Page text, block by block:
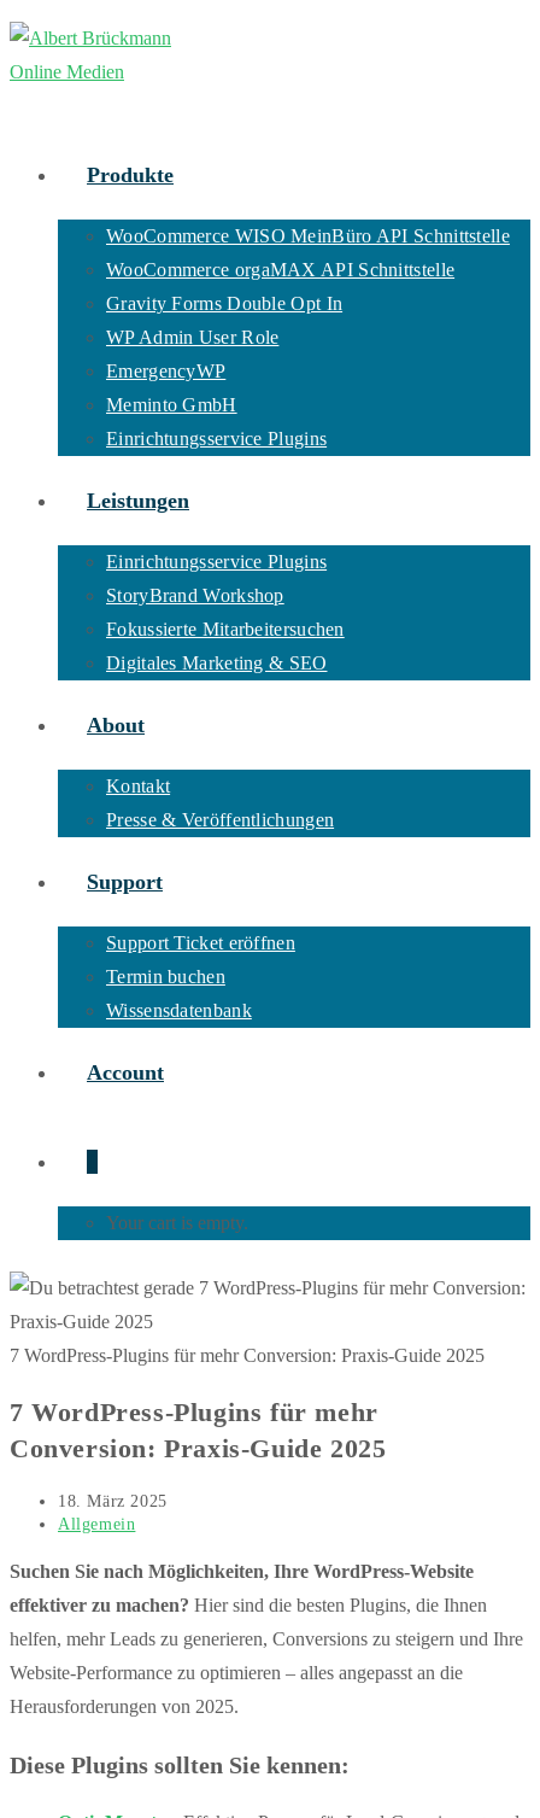
Zum
Produkte
WooCommerce WISO MeinBüro API Schnittstelle
WooCommerce orgaMAX API Schnittstelle
Gravity Forms Double Opt In
WP Admin User Role
EmergencyWP
Meminto GmbH
Einrichtungsservice Plugins
Leistungen
Einrichtungsservice Plugins
StoryBrand Workshop
Fokussierte Mitarbeitersuchen
Digitales Marketing & SEO
About
Kontakt
Presse & Veröffentlichungen
Support
Support Ticket eröffnen
Termin buchen
Wissensdatenbank
Account
Your cart is empty.
7 WordPress-Plugins für mehr Conversion: Praxis-Guide 2025
7 WordPress-Plugins für mehr
Conversion: Praxis-Guide 2025
Beitrag
veröffentlicht:
18. März 2025
Beitrags-
Allgemein
Suchen Sie nach Möglichkeiten, Ihre WordPress-Website
effektiver zu machen? Hier sind die besten Plugins, die Ihnen
helfen, mehr Leads zu generieren, Conversions zu steigern und Ihre
Website-Performance zu optimieren – alles angepasst an die
Herausforderungen von 2025.
Diese Plugins sollten Sie kennen: